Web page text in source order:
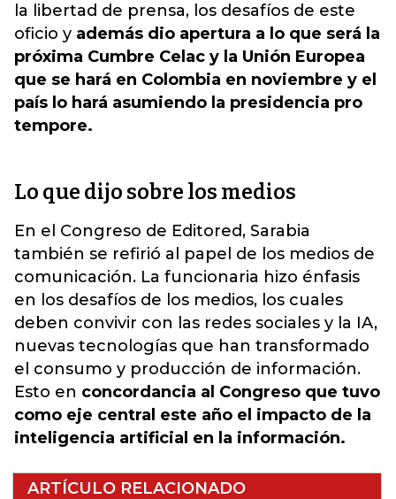
la libertad de prensa, los desafíos de este
oficio y además dio apertura a lo que será la
próxima Cumbre Celac y la Unión Europea
que se hará en Colombia en noviembre y el
país lo hará asumiendo la presidencia pro
tempore.
Lo que dijo sobre los medios
En el Congreso de Editored, Sarabia
también se refirió al papel de los medios de
comunicación. La funcionaria hizo énfasis
en los desafíos de los medios, los cuales
deben convivir con las redes sociales y la IA,
nuevas tecnologías que han transformado
el consumo y producción de información.
Esto en concordancia al Congreso que tuvo
como eje central este año el impacto de la
inteligencia artificial en la información.
ARTÍCULO RELACIONADO